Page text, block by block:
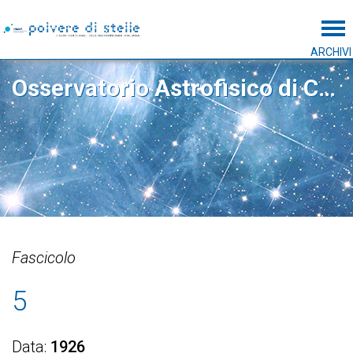
ARCHIVI
Osservatorio Astrofisico di Catania
Fascicolo
5
Data 1926